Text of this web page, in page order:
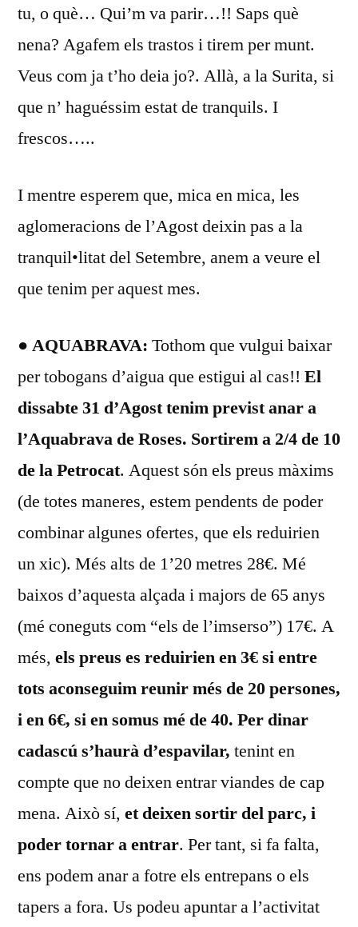
tu, o què… Qui’m va parir…!! Saps què
nena? Agafem els trastos i tirem per munt.
Veus com ja t’ho deia jo?. Allà, a la Surita, si
que n’ haguéssim estat de tranquils. I
frescos…..
I mentre esperem que, mica en mica, les
aglomeracions de l’Agost deixin pas a la
tranquil•litat del Setembre, anem a veure el
que tenim per aquest mes.
● AQUABRAVA: Tothom que vulgui baixar
per tobogans d’aigua que estigui al cas!! El
dissabte 31 d’Agost tenim previst anar a
l’Aquabrava de Roses. Sortirem a 2/4 de 10
de la Petrocat. Aquest són els preus màxims
(de totes maneres, estem pendents de poder
combinar algunes ofertes, que els reduirien
un xic). Més alts de 1’20 metres 28€. Mé
baixos d’aquesta alçada i majors de 65 anys
(mé coneguts com “els de l’imserso”) 17€. A
més, els preus es reduirien en 3€ si entre
tots aconseguim reunir més de 20 persones,
i en 6€, si en somus mé de 40. Per dinar
cadascú s’haurà d’espavilar, tenint en
compte que no deixen entrar viandes de cap
mena. Això sí, et deixen sortir del parc, i
poder tornar a entrar. Per tant, si fa falta,
ens podem anar a fotre els entrepans o els
tapers a fora. Us podeu apuntar a l’activitat